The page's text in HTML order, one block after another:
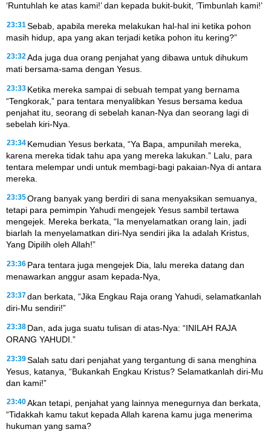
‘Runtuhlah ke atas kami!’ dan kepada bukit-bukit, ‘Timbunlah kami!’
23:31 Sebab, apabila mereka melakukan hal-hal ini ketika pohon
masih hidup, apa yang akan terjadi ketika pohon itu kering?”
23:32 Ada juga dua orang penjahat yang dibawa untuk dihukum
mati bersama-sama dengan Yesus.
23:33 Ketika mereka sampai di sebuah tempat yang bernama
“Tengkorak,” para tentara menyalibkan Yesus bersama kedua
penjahat itu, seorang di sebelah kanan-Nya dan seorang lagi di
sebelah kiri-Nya.
23:34 Kemudian Yesus berkata, “Ya Bapa, ampunilah mereka,
karena mereka tidak tahu apa yang mereka lakukan.” Lalu, para
tentara melempar undi untuk membagi-bagi pakaian-Nya di antara
mereka.
23:35Orang banyak yang berdiri di sana menyaksikan semuanya,
tetapi para pemimpin Yahudi mengejek Yesus sambil tertawa
mengejek. Mereka berkata, “Ia menyelamatkan orang lain, jadi
biarlah Ia menyelamatkan diri-Nya sendiri jika Ia adalah Kristus,
Yang Dipilih oleh Allah!”
23:36 Para tentara juga mengejek Dia, lalu mereka datang dan
menawarkan anggur asam kepada-Nya,
23:37dan berkata, “Jika Engkau Raja orang Yahudi, selamatkanlah
diri-Mu sendiri!”
23:38 Dan, ada juga suatu tulisan di atas-Nya: “INILAH RAJA
ORANG YAHUDI.”
23:39Salah satu dari penjahat yang tergantung di sana menghina
Yesus, katanya, “Bukankah Engkau Kristus? Selamatkanlah diri-Mu
dan kami!”
23:40Akan tetapi, penjahat yang lainnya menegurnya dan berkata,
“Tidakkah kamu takut kepada Allah karena kamu juga menerima
hukuman yang sama?